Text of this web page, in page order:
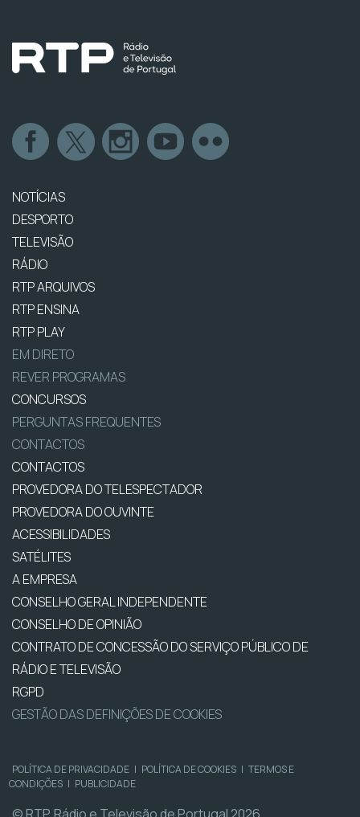
NOTÍCIAS
DESPORTO
TELEVISÃO
RÁDIO
RTP ARQUIVOS
RTP ENSINA
RTP PLAY
EM DIRETO
REVER PROGRAMAS
CONCURSOS
PERGUNTAS FREQUENTES
CONTACTOS
CONTACTOS
PROVEDORA DO TELESPECTADOR
PROVEDORA DO OUVINTE
ACESSIBILIDADES
SATÉLITES
A EMPRESA
CONSELHO GERAL INDEPENDENTE
CONSELHO DE OPINIÃO
CONTRATO DE CONCESSÃO DO SERVIÇO PÚBLICO DE
RÁDIO E TELEVISÃO
RGPD
GESTÃO DAS DEFINIÇÕES DE COOKIES
POLÍTICA DE PRIVACIDADE | POLÍTICA DE COOKIES | TERMOS E
CONDIÇÕES | PUBLICIDADE
© RTP, Rádio e Televisão de Portugal 2026